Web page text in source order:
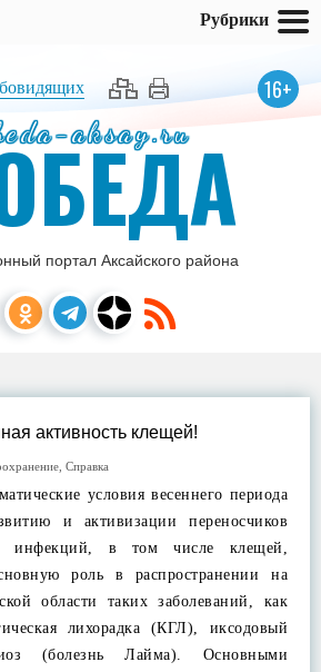
16+
aksay.ru
портал Аксайского района
активность клещей!
Справка
условия весеннего периода
и активизации переносчиков
инфекций, в том числе клещей,
роль в распространении на
области таких заболеваний, как
лихорадка (КГЛ), иксодовый
(болезнь Лайма). Основными
Рубрики